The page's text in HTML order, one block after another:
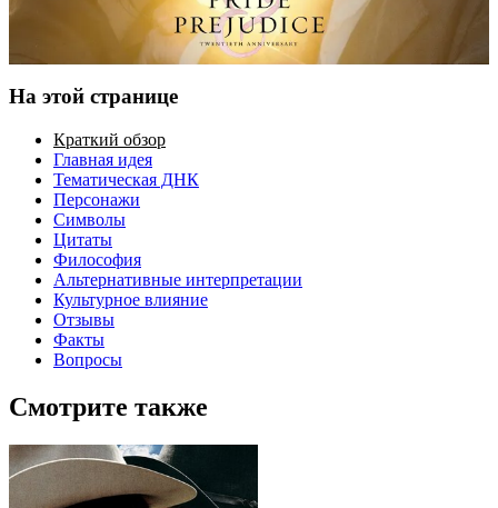
На этой странице
Краткий обзор
Главная идея
Тематическая ДНК
Персонажи
Символы
Цитаты
Философия
Альтернативные интерпретации
Культурное влияние
Отзывы
Факты
Вопросы
Смотрите также